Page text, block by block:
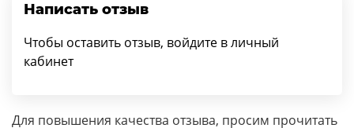
Написать отзыв
Чтобы оставить отзыв, войдите в личный
кабинет
Для повышения качества отзыва, просим прочитать